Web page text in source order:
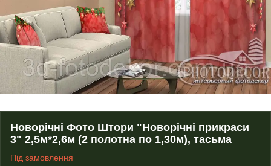
Новорічні Фото Штори "Новорічні прикраси
3" 2,5м*2,6м (2 полотна по 1,30м), тасьма
Під замовлення